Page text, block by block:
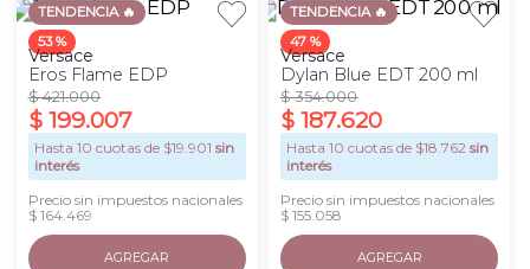
TENDENCIA 🔥
53 %
Versace
Eros Flame EDP
$ 421.000
$ 199.007
Hasta 10 cuotas de $19.901 sin
interés
Precio sin impuestos nacionales
$ 164.469
AGREGAR
TENDENCIA 🔥
47 %
Versace
Dylan Blue EDT 200 ml
$ 354.000
$ 187.620
Hasta10 cuotas de $18.762 sin
interés
Precio sin impuestos nacionales
$ 155.058
AGREGAR